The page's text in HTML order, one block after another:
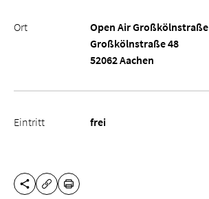
Ort
Open Air Großkölnstraße
Großkölnstraße 48
52062 Aachen
Eintritt frei
DIESE SEITE TEILEN
URL KOPIEREN
DRUCKEN